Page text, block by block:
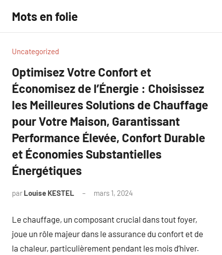
contenu
Mots en folie
Uncategorized
Optimisez Votre Confort et
Économisez de l’Énergie : Choisissez
les Meilleures Solutions de Chauffage
pour Votre Maison, Garantissant
Performance Élevée, Confort Durable
et Économies Substantielles
Énergétiques
par Louise KESTEL mars 1, 2024
Le chauffage, un composant crucial dans tout foyer,
joue un rôle majeur dans le assurance du confort et de
la chaleur, particulièrement pendant les mois d’hiver.